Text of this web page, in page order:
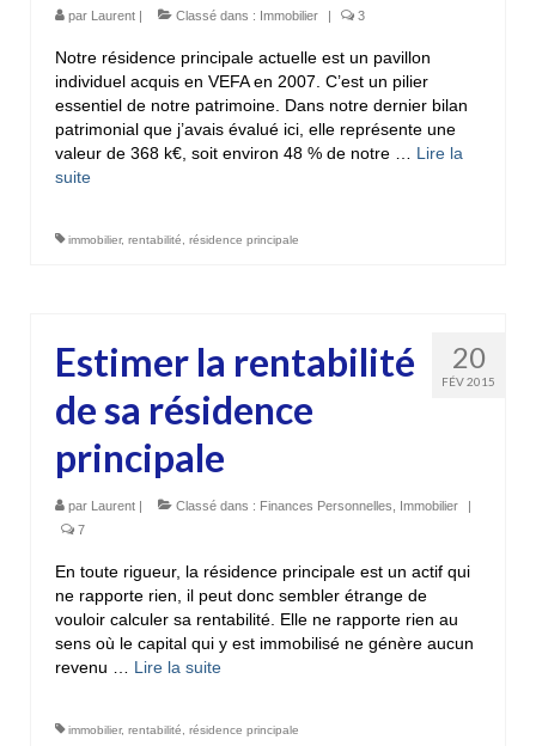
par Laurent | Classé dans : Immobilier | 3
Notre résidence principale actuelle est un pavillon
individuel acquis en VEFA en 2007. C’est un pilier
essentiel de notre patrimoine. Dans notre dernier bilan
patrimonial que j’avais évalué ici, elle représente une
valeur de 368 k€, soit environ 48 % de notre … Lire la
suite­­
immobilier, rentabilité résidence principale
20
FÉV 2015
Estimer la rentabilité
de sa résidence
principale
par Laurent | Classé dans : Finances Personnelles Immobilier
|
7
En toute rigueur, la résidence principale est un actif qui
ne rapporte rien, il peut donc sembler étrange de
vouloir calculer sa rentabilité. Elle ne rapporte rien au
sens où le capital qui y est immobilisé ne génère aucun
revenu … Lire la suite­­
immobilier, rentabilité résidence principale